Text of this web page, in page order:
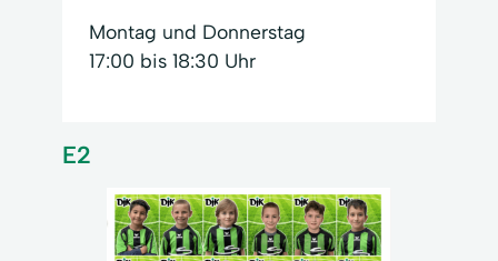
Montag und Donnerstag
17:00 bis 18:30 Uhr
E2